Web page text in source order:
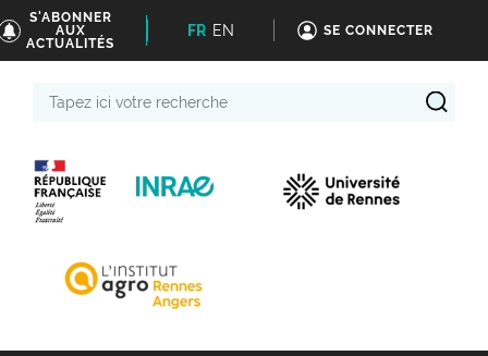
S'ABONNER
AUX
ACTUALITÉS
FR EN SE CONNECTER